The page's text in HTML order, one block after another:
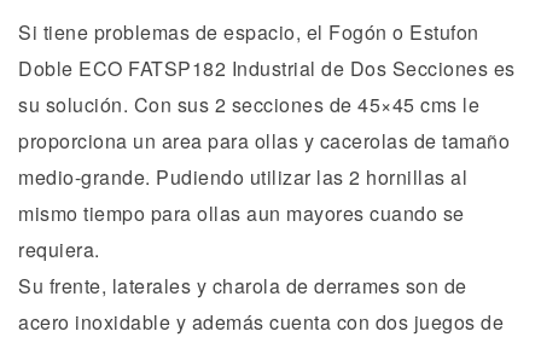
Si tiene problemas de espacio, el Fogón o Estufon
Doble ECO FATSP182 Industrial de Dos Secciones es
su solución. Con sus 2 secciones de 45×45 cms le
proporciona un area para ollas y cacerolas de tamaño
medio-grande. Pudiendo utilizar las 2 hornillas al
mismo tiempo para ollas aun mayores cuando se
requiera.
Su frente, laterales y charola de derrames son de
acero inoxidable y además cuenta con dos juegos de